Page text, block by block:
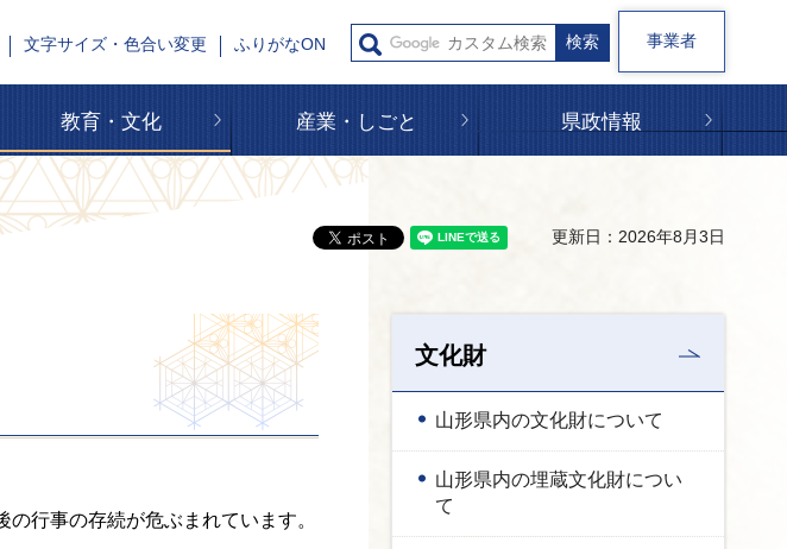
文字サイズ・色合い変更 ふりがなON 事業者
教育・文化 産業・しごと 県政情報
更新日：2026年8月3日
行事の存続が危ぶまれています。
文化財
山形県内の文化財について
山形県内の埋蔵文化財につい
て